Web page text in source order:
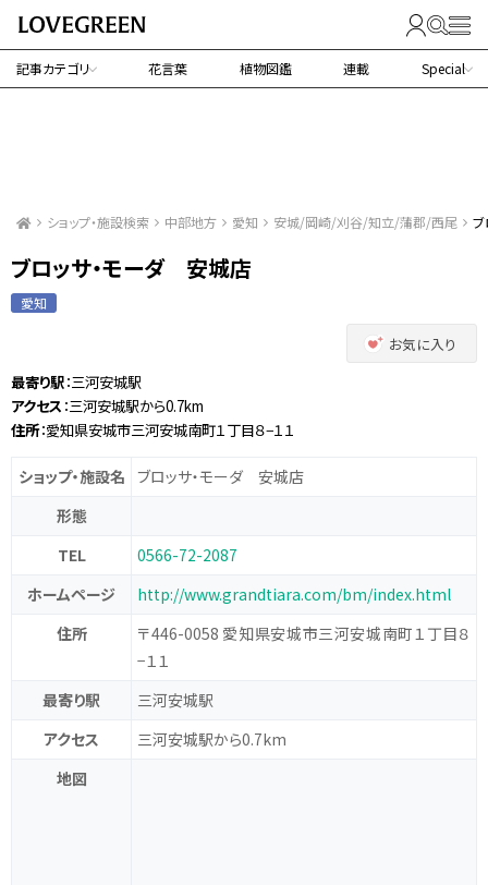
記事カテゴリ 花言葉 植物図鑑 連載 Special
ショップ・施設検索 中部地方 愛知 安城/岡崎/刈谷/知立/蒲郡/西尾
ブロッサ・モーダ 安城店
愛知
お気に入り
最寄り駅：三河安城駅
アクセス ：三河安城駅から0.7km
住所：愛知県安城市三河安城南町１丁目８−１１
ショップ・施設名 ブロッサ・モーダ 安城店
形態
TEL
0566-72-2087
ホームページ
http://www.grandtiara.com/bm/index.html
住所
〒446-0058 愛知県安城市三河安城南町１丁目８
−１１
最寄り駅
三河安城駅
アクセス
三河安城駅から0.7km
地図